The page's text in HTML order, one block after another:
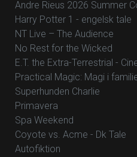
Andre Rieus 2026 Summer
Harry Potter 1 - engelsk tale
NT Live – The Audience
No Rest for the Wicked
E.T. the Extra-Terrestrial -
Practical Magic: Magi i
Superhunden Charlie
Primavera
Spa Weekend
Coyote vs. Acme - Dk Tale
Autofiktion